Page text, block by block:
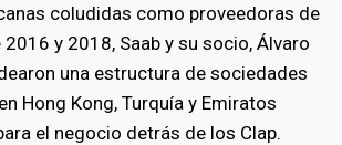
coludidas como proveedoras de
2016 y 2018, Saab y su socio, Álvaro
una estructura de sociedades
Hong Kong, Turquía y Emiratos
el negocio detrás de los Clap.